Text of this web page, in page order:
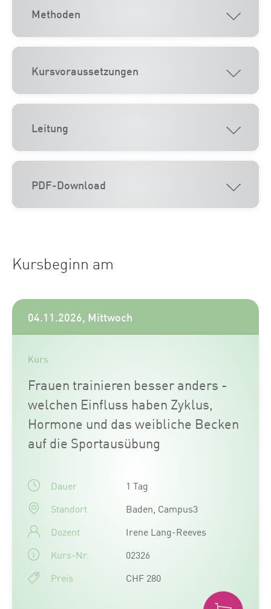
Methoden
Kursvoraussetzungen
Leitung
PDF-Download
Kursbeginn am
04.11.2026, Mittwoch
Kurs
Frauen trainieren besser anders -
welchen Einfluss haben Zyklus,
Hormone und das weibliche Becken
auf die Sportausübung
Dauer
1 Tag
Standort
Baden, Campus3
Dozent
Irene Lang-Reeves
Kurs-Nr.
02326
Preis
CHF 280